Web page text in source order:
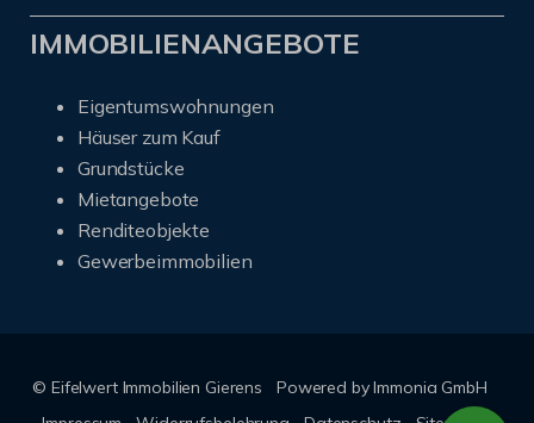
IMMOBILIENANGEBOTE
Eigentumswohnungen
Häuser zum Kauf
Grundstücke
Mietangebote
Renditeobjekte
Gewerbeimmobilien
© Eifelwert Immobilien Gierens
Powered by Immonia GmbH